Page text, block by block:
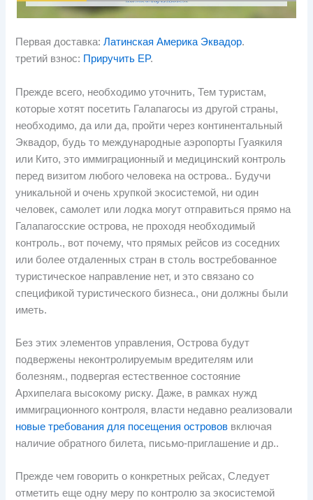
Первая доставка:Латинская Америка Эквадор.
третий взнос: Приручить EP.
Прежде всего, необходимо уточнить, Тем туристам,
которые хотят посетить Галапагосы из другой страны,
необходимо, да или да, пройти через континентальный
Эквадор, будь то международные аэропорты Гуаякиля
или Кито, это иммиграционный и медицинский контроль
перед визитом любого человека на острова.. Будучи
уникальной и очень хрупкой экосистемой, ни один
человек, самолет или лодка могут отправиться прямо на
Галапагосские острова, не проходя необходимый
контроль., вот почему, что прямых рейсов из соседних
или более отдаленных стран в столь востребованное
туристическое направление нет, и это связано со
спецификой туристического бизнеса., они должны были
иметь.
Без этих элементов управления, Острова будут
подвержены неконтролируемым вредителям или
болезням., подвергая естественное состояние
Архипелага высокому риску. Даже, в рамках нужд
иммиграционного контроля, власти недавно реализовали
новые требования для посещения островов включая
наличие обратного билета, письмо-приглашение и др..
Прежде чем говорить о конкретных рейсах, Следует
отметить еще одну меру по контролю за экосистемой